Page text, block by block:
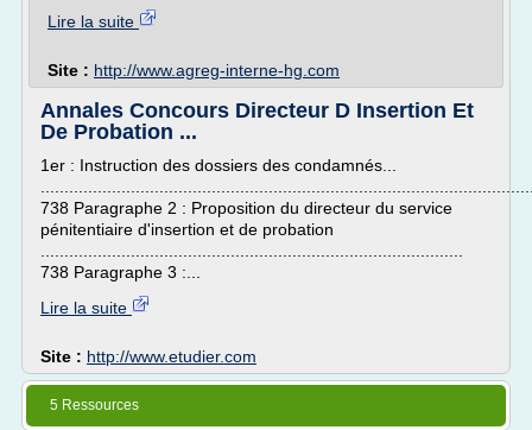
Lire la suite
Site : http://www.agreg-interne-hg.com
Annales Concours Directeur D Insertion Et
De Probation ...
1er : Instruction des dossiers des condamnés...
738 Paragraphe 2 : Proposition du directeur du service
pénitentiaire d'insertion et de probation
738 Paragraphe 3 :...
Lire la suite
Site : http://www.etudier.com
5 Ressources